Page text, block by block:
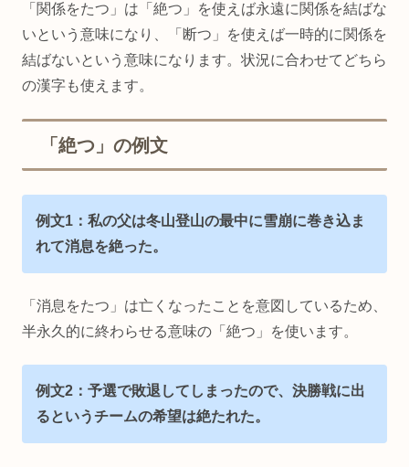
「関係をたつ」は「絶つ」を使えば永遠に関係を結ばな
いという意味になり、「断つ」を使えば一時的に関係を
結ばないという意味になります。状況に合わせてどちら
の漢字も使えます。
「絶つ」の例文
例文1：私の父は冬山登山の最中に雪崩に巻き込ま
れて消息を絶った。
「消息をたつ」は亡くなったことを意図しているため、
半永久的に終わらせる意味の「絶つ」を使います。
例文2：予選で敗退してしまったので、決勝戦に出
るというチームの希望は絶たれた。